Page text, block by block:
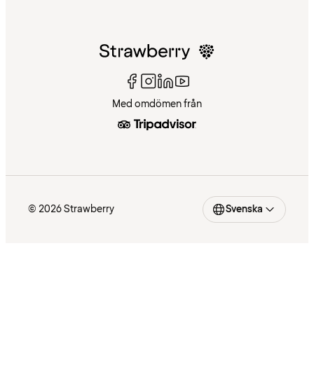
Med omdömen från
© 2026 Strawberry Svenska